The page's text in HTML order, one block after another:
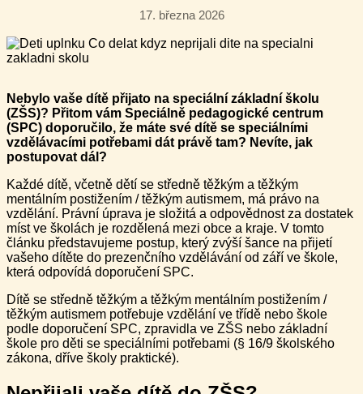
17. března 2026
Ne​bylo vaše dítě přijato na speciální základní škol​u
(ZŠS)? Přitom vám Speciálně pedagogické centrum
(SPC) doporučilo, že máte své dítě se speciálními
vzdělávacími potřebami dát právě tam? Nevíte​, jak
postupovat dál?
Každé dítě, včetně dětí se středně těžkým a těžkým
mentálním postižením / těžkým autismem, má právo na
vzdělání. Právní úprava je složitá a odpovědnost za dostatek
míst ve školách je rozdělená mezi obce a kraje. V tomto
článku představujeme postup, který zvýší šance na přijetí
vašeho dítěte do prezenčního vzdělávání od září ve škole,
která odpovídá doporučení SPC.
Dítě se středně těžkým a těžkým mentálním postižením /
těžkým autismem potřebuje vzdělání ve třídě nebo škole
podle doporučení SPC, zpravidla ve ZŠS nebo základní
škole pro děti se speciálními potřebami (§ 16/9 školského
zákona, dříve školy praktické).